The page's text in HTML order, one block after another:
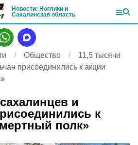
Новости: Ноглики и
Сахалинская область
Общество
11,5 тысячи
присоединились к акции
и
к
полк»